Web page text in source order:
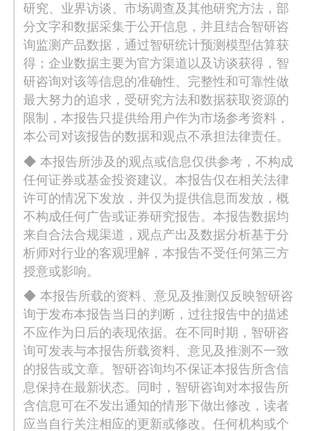
研究、业界访谈、市场调查及其他研究方法，部
分文字和数据采集于公开信息，并且结合智研咨
询监测产品数据，通过智研统计预测模型估算获
得；企业数据主要为官方渠道以及访谈获得，智
研咨询对该等信息的准确性、完整性和可靠性做
最大努力的追求，受研究方法和数据获取资源的
限制，本报告只提供给用户作为市场参考资料，
本公司对该报告的数据和观点不承担法律责任。
◆ 本报告所涉及的观点或信息仅供参考，不构成
任何证券或基金投资建议。本报告仅在相关法律
许可的情况下发放，并仅为提供信息而发放，概
不构成任何广告或证券研究报告。本报告数据均
来自合法合规渠道，观点产出及数据分析基于分
析师对行业的客观理解，本报告不受任何第三方
授意或影响。
◆ 本报告所载的资料、意见及推测仅反映智研咨
询于发布本报告当日的判断，过往报告中的描述
不应作为日后的表现依据。在不同时期，智研咨
询可发表与本报告所载资料、意见及推测不一致
的报告或文章。智研咨询均不保证本报告所含信
息保持在最新状态。同时，智研咨询对本报告所
含信息可在不发出通知的情形下做出修改，读者
应当自行关注相应的更新或修改。任何机构或个